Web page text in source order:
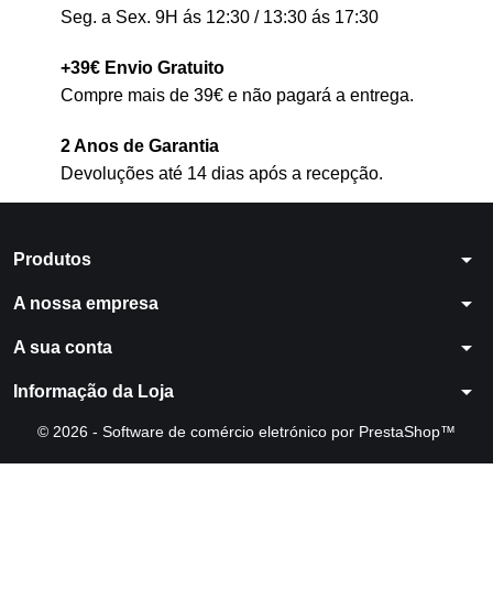
Seg. a Sex. 9H ás 12:30 / 13:30 ás 17:30
+39€ Envio Gratuito
Compre mais de 39€ e não pagará a entrega.
2 Anos de Garantia
Devoluções até 14 dias após a recepção.
Produtos arrow_drop_down
A nossa empresa arrow_drop_down
A sua conta arrow_drop_down
Informação da Loja arrow_drop_down
© 2026 - Software de comércio eletrónico por PrestaShop™